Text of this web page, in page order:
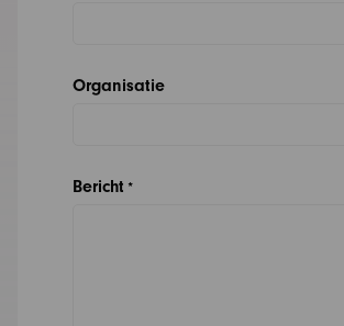
Organisatie
Bericht *